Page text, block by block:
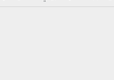
السياحية فحسب،